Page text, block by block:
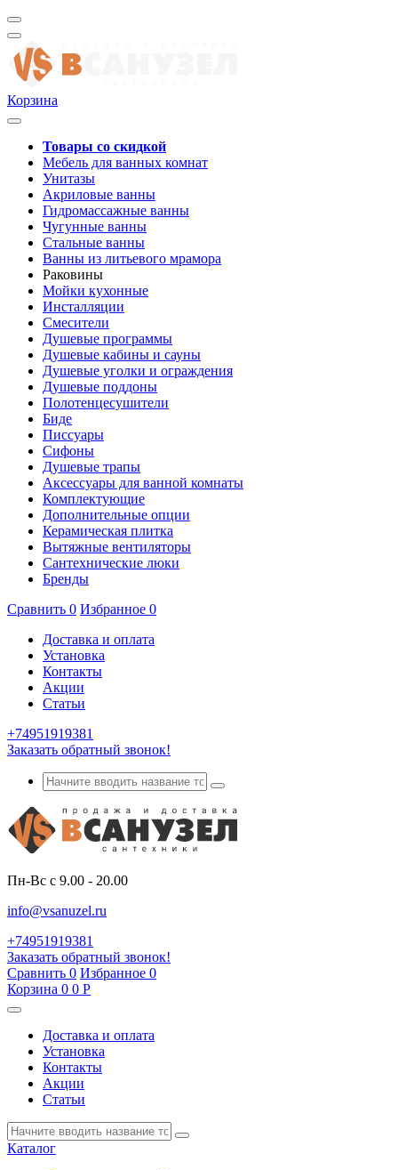
Корзина
Товары со скидкой
Мебель для ванных комнат
Унитазы
Акриловые ванны
Гидромассажные ванны
Чугунные ванны
Стальные ванны
Ванны из литьевого мрамора
Раковины
Мойки кухонные
Инсталляции
Смесители
Душевые программы
Душевые кабины и сауны
Душевые уголки и ограждения
Душевые поддоны
Полотенцесушители
Биде
Писсуары
Сифоны
Душевые трапы
Аксессуары для ванной комнаты
Комплектующие
Дополнительные опции
Керамическая плитка
Вытяжные вентиляторы
Сантехнические люки
Бренды
Сравнить 0 Избранное 0
Доставка и оплата
Установка
Контакты
Акции
Статьи
+74951919381
Заказать обратный звонок!
Пн-Вс с 9.00 - 20.00
info@vsanuzel.ru
+74951919381
Заказать обратный звонок!
Сравнить 0 Избранное 0
Корзина 0 0 Р
Доставка и оплата
Установка
Контакты
Акции
Статьи
Каталог